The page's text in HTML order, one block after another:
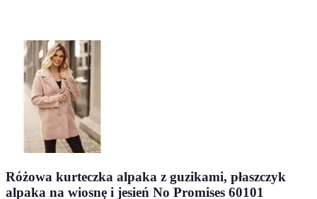
Różowa kurteczka alpaka z guzikami, płaszczyk
alpaka na wiosnę i jesień No Promises 60101